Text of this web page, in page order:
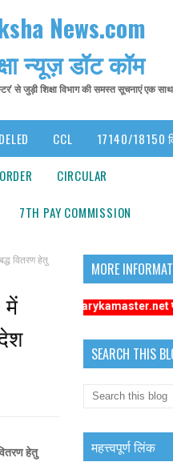
News.com
न्यूज़ डॉट कॉम
से जुड़ी शिक्षा विभाग की समस्त सूचनाएं एक साथ
DELED CCL 17140/18150
CIRCULAR
7TH PAY COMMISSION
वितरण हेतु
में
हेतु
MORE
पर क्लिक करे
SEARCH THIS
महत्त्वपूर्ण लिंक